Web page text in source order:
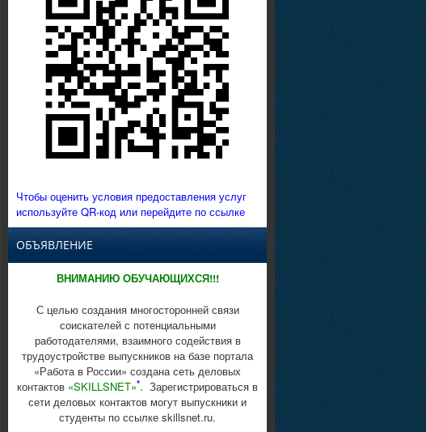
Чтобы оценить условия предоставления услуг
используйте QR-код или перейдите по ссылке
ОБЪЯВЛЕНИЕ
ВНИМАНИЮ ОБУЧАЮЩИХСЯ!!!
С целью создания многосторонней связи
соискателей с потенциальными
работодателями, взаимного содействия в
трудоустройстве выпускников на базе портала
«Работа в России» создана сеть деловых
контактов «SKILLSNET»*. Зарегистрироваться в
сети деловых контактов могут выпускники и
студенты по ссылке skillsnet.ru.